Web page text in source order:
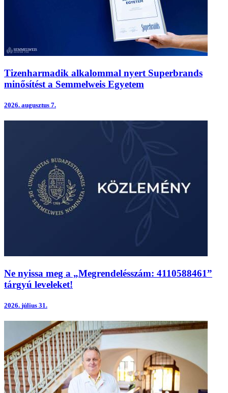
Tizenharmadik alkalommal nyert Superbrands
minősítést a Semmelweis Egyetem
2026. augusztus 7.
Ne nyissa meg a „Megrendelésszám: 4110588461”
tárgyú leveleket!
2026. július 31.